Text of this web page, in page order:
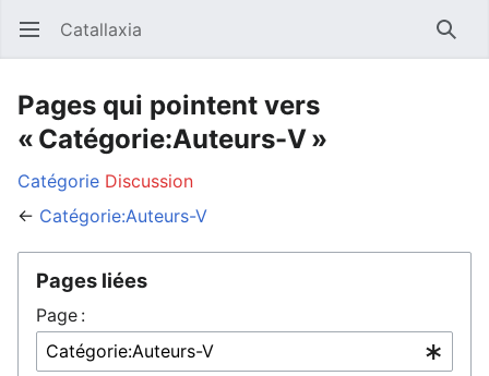
Ouvrir le menu principal Catallaxia
Pages qui pointent vers
« Catégorie:Auteurs-V »
Catégorie Discussion
← Catégorie:Auteurs-V
Pages liées
Page :